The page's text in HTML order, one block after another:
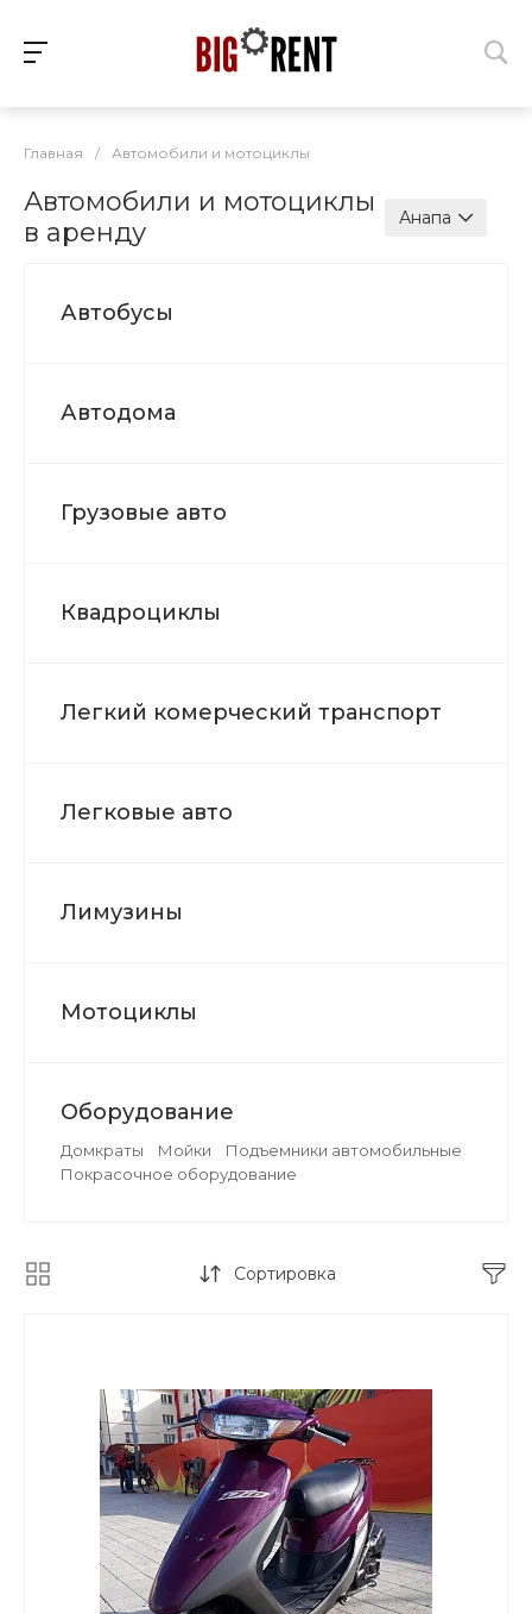
Главная / Автомобили и мотоциклы
Автомобили и мотоциклы
в аренду
Анапа
Автобусы
Автодома
Грузовые авто
Квадроциклы
Легкий комерческий транспорт
Легковые авто
Лимузины
Мотоциклы
Оборудование
Домкраты Мойки
Подъемники автомобильные
Покрасочное оборудование
Сортировка